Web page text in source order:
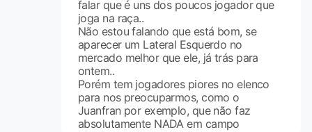
falar que é uns dos poucos jogador que
joga na raça..
Não estou falando que está bom, se
aparecer um Lateral Esquerdo no
mercado melhor que ele, já trás para
ontem..
Porém tem jogadores piores no elenco
para nos preocuparmos, como o
Juanfran por exemplo, que não faz
absolutamente NADA em campo